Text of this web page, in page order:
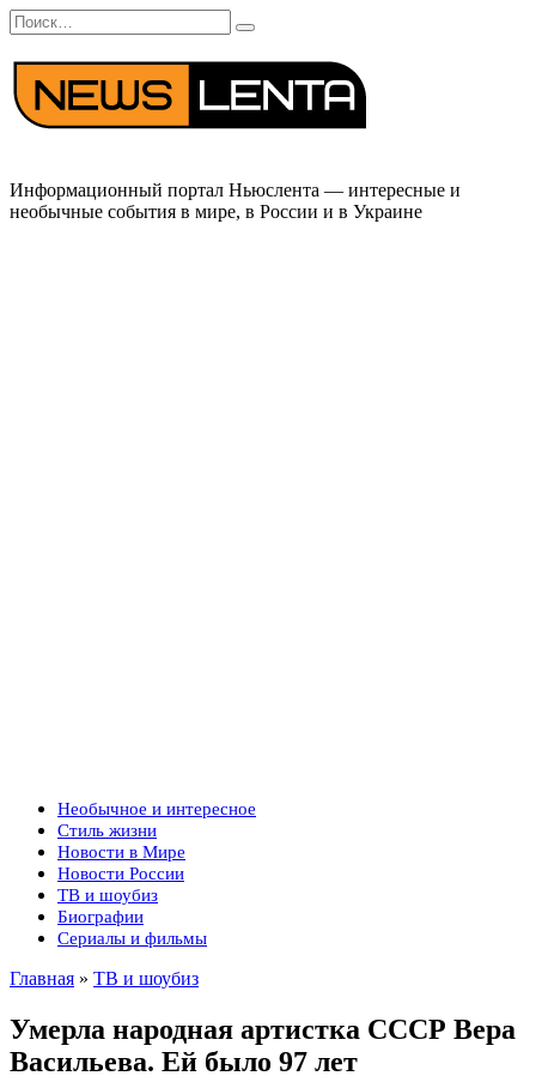
Перейти
к
содержанию
Search
for:
Информационный портал Ньюслента — интересные и
необычные события в мире, в России и в Украине
Необычное и интересное
Стиль жизни
Новости в Мире
Новости России
ТВ и шоубиз
Биографии
Сериалы и фильмы
Главная » ТВ и шоубиз
Умерла народная артистка СССР Вера
Васильева. Ей было 97 лет